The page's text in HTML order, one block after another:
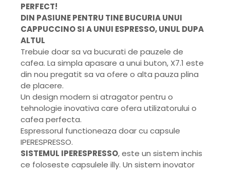
PERFECT!
DIN PASIUNE PENTRU TINE BUCURIA UNUI
CAPPUCCINO SI A UNUI ESPRESSO, UNUL DUPA
ALTUL
Trebuie doar sa va bucurati de pauzele de
cafea. La simpla apasare a unui buton, X7.1 este
din nou pregatit sa va ofere o alta pauza plina
de placere.
Un design modern si atragator pentru o
tehnologie inovativa care ofera utilizatorului o
cafea perfecta.
Espressorul functioneaza doar cu capsule
IPERESPRESSO.
SISTEMUL IPERESPRESSO, este un sistem inchis
ce foloseste capsulele illy. Un sistem inovator